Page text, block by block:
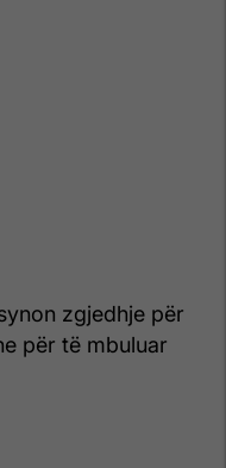
zgjedhje për
për të mbuluar